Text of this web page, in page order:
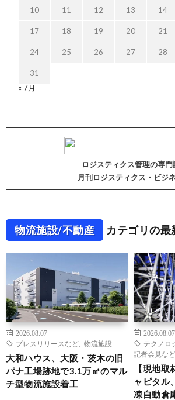
10 11 12 13 14
17 18 19 20 21
24 25 26 27 28
31
« 7月
ロジスティクス管理の専門
月刊ロジスティクス・ビジ
物流施設/不動産 カテゴリの最
2026.08.07
プレスリリースなど
物流施設
大和ハウス、大阪・茨木の旧
パナ工場跡地で3.1万㎡のマル
チ型物流施設着工
2026.08.07
テクノロ
記者会見など
【現地
ャピタル
凍自動倉